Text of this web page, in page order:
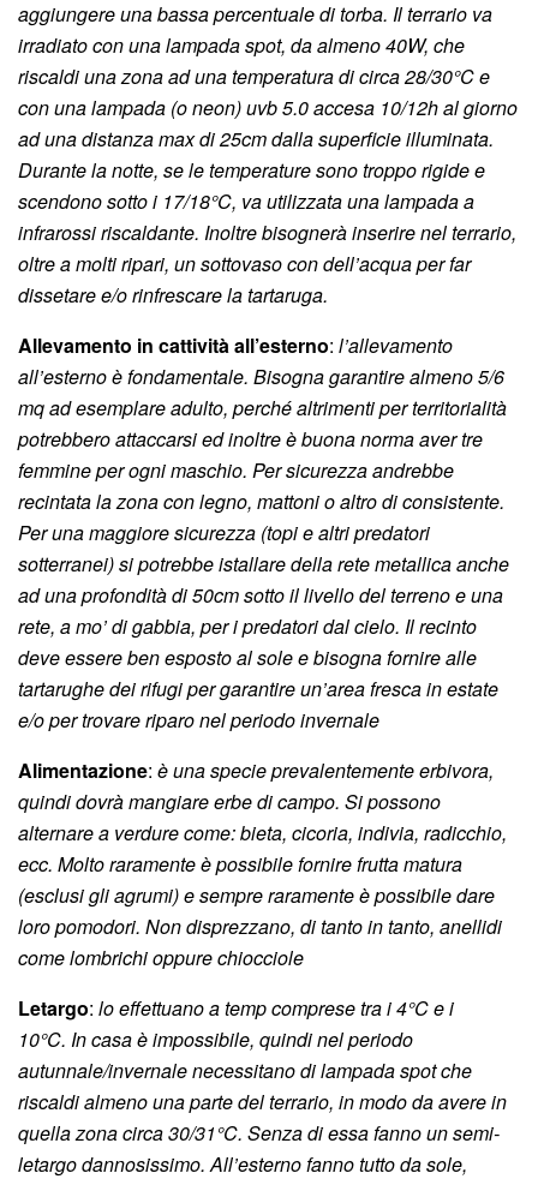
aggiungere una bassa percentuale di torba. Il terrario va
irradiato con una lampada spot, da almeno 40W, che
riscaldi una zona ad una temperatura di circa 28/30°C e
con una lampada (o neon) uvb 5.0accesa 10/12h al giorno
ad una distanza max di 25cm dalla superficie illuminata.
Durante la notte, se le temperature sono troppo rigide e
scendono sotto i 17/18°C, va utilizzata una lampada a
infrarossi riscaldante. Inoltre bisognerà inserire nel terrario,
oltre a molti ripari, un sottovaso con dell’acqua per far
dissetare e/o rinfrescare la tartaruga.
Allevamento in cattività all’esterno: l’allevamento
all’esterno è fondamentale. Bisogna garantire almeno 5/6
mq ad esemplare adulto, perché altrimenti per territorialità
potrebbero attaccarsi ed inoltre è buona norma aver tre
femmine per ogni maschio. Per sicurezza andrebbe
recintata la zona con legno, mattoni o altro di consistente.
Per una maggiore sicurezza (topi e altri predatori
sotterranei) si potrebbe istallare della rete metallica anche
ad una profondità di 50cm sotto il livello del terreno e una
rete, a mo’ di gabbia, per i predatori dal cielo. Il recinto
deve essere ben esposto al sole e bisogna fornire alle
tartarughe dei rifugi per garantire un’area fresca in estate
e/o per trovare riparo nel periodo invernale
Alimentazione: è una specieprevalentementeerbivora,
quindi dovrà mangiare erbe di campo. Si possono
alternare a verdure come: bieta, cicoria, indivia, radicchio,
ecc. Molto raramente è possibile fornire frutta matura
(esclusi gli agrumi) e sempre raramente è possibile dare
loro pomodori. Non disprezzano, di tanto in tanto, anellidi
come lombrichi oppure chiocciole
Letargo: lo effettuano a temp comprese tra i 4°C e i
10°C. In casa è impossibile, quindi nel periodo
autunnale/invernale necessitano di lampada spot che
riscaldi almeno una parte del terrario, in modo da avere in
quella zona circa 30/31°C. Senza di essa fanno un semi-
letargo dannosissimo. All’esterno fanno tutto da sole,